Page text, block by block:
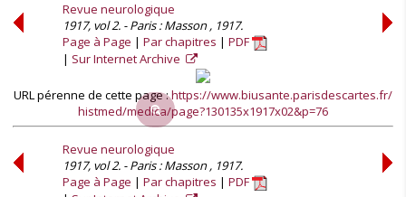
Revue neurologique
1917, vol 2. - Paris : Masson , 1917.
Page à Page
Par chapitres
PDF
Sur Internet Archive
URL pérenne de cette page :https://www.biusante.parisdescartes.fr/
histmed/medica/page?130135x1917x02&p=76
Revue neurologique
1917, vol 2. - Paris : Masson , 1917.
Page à Page
Par chapitres
PDF